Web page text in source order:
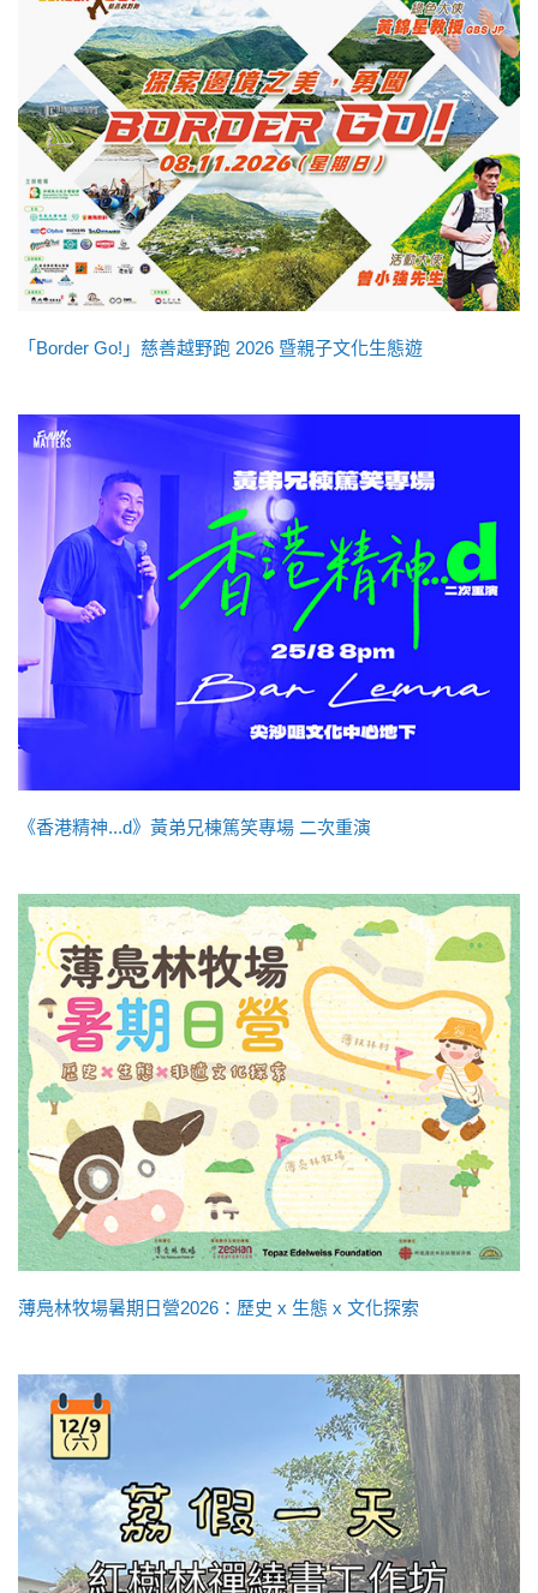
「Border Go!」慈善越野跑 2026 暨親子文化生態遊
《香港精神...d》黃弟兄棟篤笑專場 二次重演
薄鳧林牧場暑期日營2026：歷史 x 生態 x 文化探索